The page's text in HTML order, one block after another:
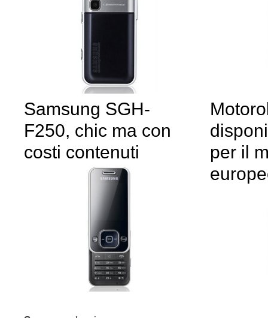
Samsung SGH-
F250, chic ma con
costi contenuti
per il